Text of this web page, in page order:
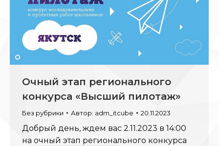
Очный этап регионального
конкурса «Высший пилотаж»
Без рубрики Автор: adm_itcube 20.11.2023
Добрый день, ждем вас 2.11.2023 в 14:00
на очный этап регионального конкурса